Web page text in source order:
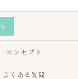
コンセプト
よくある質問